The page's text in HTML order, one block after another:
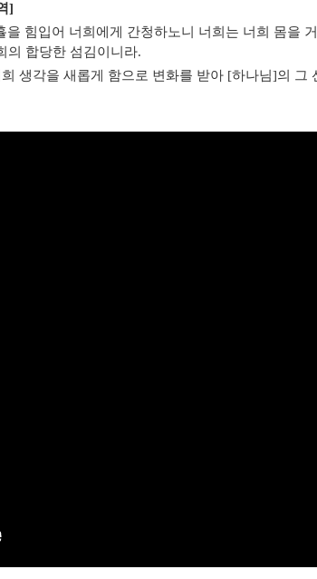
]
힘입어 너희에게 간청하노니 너희는 너희 몸을
의 합당한 섬김이니라.
생각을 새롭게 함으로 변화를 받아 [하나님]의 그